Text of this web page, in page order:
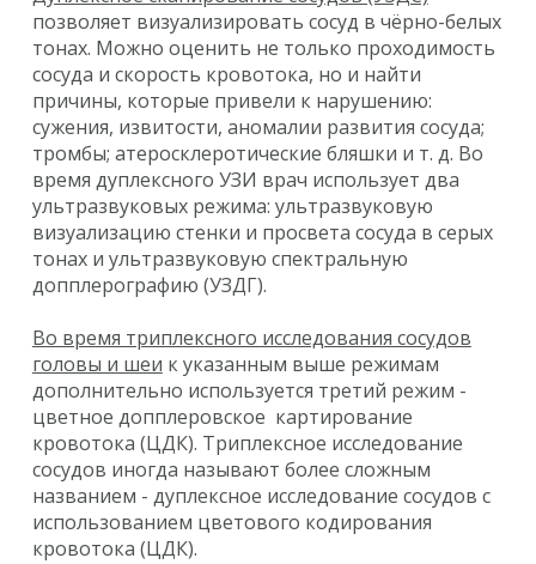
позволяет визуализировать сосуд в чёрно-белых
тонах. Можно оценить не только проходимость
сосуда и скорость кровотока, но и найти
причины, которые привели к нарушению:
сужения, извитости, аномалии развития сосуда;
тромбы; атеросклеротические бляшки и т. д. Во
время дуплексного УЗИ врач использует два
ультразвуковых режима: ультразвуковую
визуализацию стенки и просвета сосуда в серых
тонах и ультразвуковую спектральную
допплерографию (УЗДГ).
Во время триплексного исследования сосудов
головы и шеи к указанным выше режимам
дополнительно используется третий режим -
цветное допплеровское картирование
кровотока (ЦДК). Триплексное исследование
сосудов иногда называют более сложным
названием - дуплексное исследование сосудов с
использованием цветового кодирования
кровотока (ЦДК).